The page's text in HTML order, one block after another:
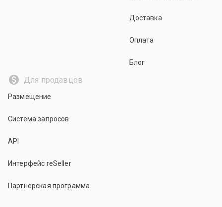
Доставка
Оплата
Блог
Для продавцов
Размещение
Система запросов
API
Интерфейс reSeller
Партнерская программа